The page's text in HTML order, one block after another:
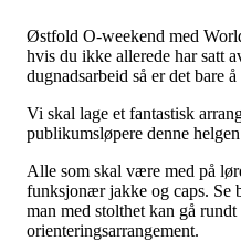
Østfold O-weekend med
hvis du ikke allerede har satt
dugnadsarbeid så er det bare
Vi skal lage et fantastisk
publikumsløpere denne
Alle som skal være med på
funksjonær jakke og caps. Se
man med stolthet kan gå
orienteringsarrangement.